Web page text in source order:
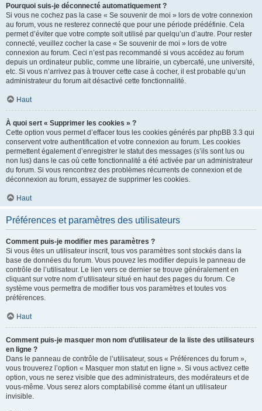
Pourquoi suis-je déconnecté automatiquement ?
Si vous ne cochez pas la case « Se souvenir de moi » lors de votre connexion
au forum, vous ne resterez connecté que pour une période prédéfinie. Cela
permet d’éviter que votre compte soit utilisé par quelqu’un d’autre. Pour rester
connecté, veuillez cocher la case « Se souvenir de moi » lors de votre
connexion au forum. Ceci n’est pas recommandé si vous accédez au forum
depuis un ordinateur public, comme une librairie, un cybercafé, une université,
etc. Si vous n’arrivez pas à trouver cette case à cocher, il est probable qu’un
administrateur du forum ait désactivé cette fonctionnalité.
Haut
À quoi sert « Supprimer les cookies » ?
Cette option vous permet d’effacer tous les cookies générés par phpBB 3.3 qui
conservent votre authentification et votre connexion au forum. Les cookies
permettent également d’enregistrer le statut des messages (s’ils sont lus ou
non lus) dans le cas où cette fonctionnalité a été activée par un administrateur
du forum. Si vous rencontrez des problèmes récurrents de connexion et de
déconnexion au forum, essayez de supprimer les cookies.
Haut
Préférences et paramètres des utilisateurs
Comment puis-je modifier mes paramètres ?
Si vous êtes un utilisateur inscrit, tous vos paramètres sont stockés dans la
base de données du forum. Vous pouvez les modifier depuis le panneau de
contrôle de l’utilisateur. Le lien vers ce dernier se trouve généralement en
cliquant sur votre nom d’utilisateur situé en haut des pages du forum. Ce
système vous permettra de modifier tous vos paramètres et toutes vos
préférences.
Haut
Comment puis-je masquer mon nom d’utilisateur de la liste des utilisateurs
en ligne ?
Dans le panneau de contrôle de l’utilisateur, sous « Préférences du forum »,
vous trouverez l’option « Masquer mon statut en ligne ». Si vous activez cette
option, vous ne serez visible que des administrateurs, des modérateurs et de
vous-même. Vous serez alors comptabilisé comme étant un utilisateur
invisible.